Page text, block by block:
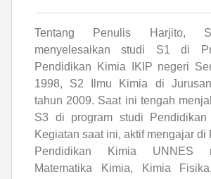
Tentang Penulis Harjito,
menyelesaikan studi S1 di
Pendidikan Kimia IKIP negeri
1998, S2 Ilmu Kimia di
tahun 2009. Saat ini tengah
S3 di program studi Pendidikan
Kegiatan saat ini, aktif mengajar di
Pendidikan Kimia UNNES
Matematika Kimia, Kimia